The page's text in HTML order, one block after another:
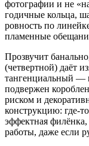
фотографии и не
годичные кольца,
ровность по
пламенные
Прозвучит
(четвертной) даёт
тангенциальный —
подвержен
риском и
конструкцию: где-
эффектная
работы, даже если